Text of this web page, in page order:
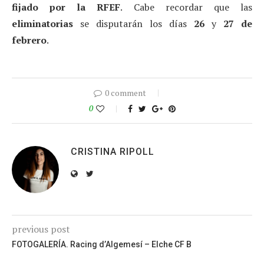
fijado por la RFEF. Cabe recordar que las
eliminatorias se disputarán los días 26 y 27 de
febrero.
0 comment
0
CRISTINA RIPOLL
previous post
FOTOGALERÍA. Racing d’Algemesí – Elche CF B